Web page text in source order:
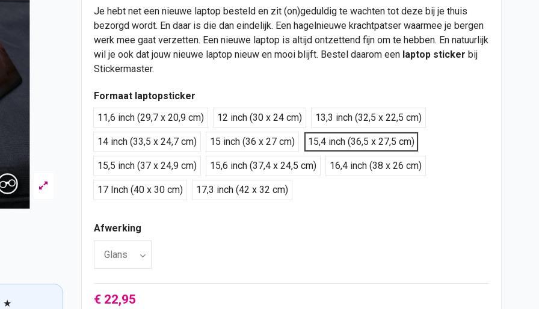
★
Je hebt net een nieuwe laptop besteld en zit (on)geduldig te wachten tot deze bij je thuis
bezorgd wordt. En daar is die dan eindelijk. Een hagelnieuwe krachtpatser waarmee je bergen
werk mee gaat verzetten. Een nieuwe laptop is altijd ontzettend fijn om te hebben. En natuurlijk
wil je ook dat jouw nieuwe laptop nieuw en mooi blijft. Bestel daarom een laptop sticker bij
Stickermaster.
Formaat laptopsticker
11,6 inch (29,7 x 20,9 cm)
12 inch (30 x 24 cm) 13,3 inch (32,5 x 22,5 cm)
14 inch (33,5 x 24,7 cm) 15 inch (36 x 27 cm) 15,4 inch (36,5 x 27,5 cm)
15,5 inch (37 x 24,9 cm) 15,6 inch (37,4 x 24,5 cm) 16,4 inch (38 x 26 cm)
17 Inch (40 x 30 cm) 17,3 inch (42 x 32 cm)
Afwerking
€ 22,95